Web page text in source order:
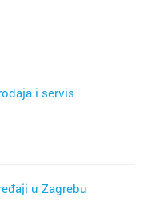
i servis
u Zagrebu